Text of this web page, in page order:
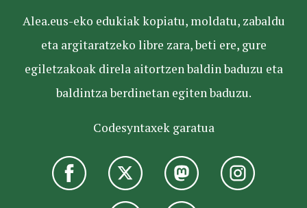
Alea.eus-eko edukiak kopiatu, moldatu, zabaldu
eta argitaratzeko libre zara, beti ere, gure
egiletzakoak direla aitortzen baldin baduzu eta
baldintza berdinetan egiten baduzu.
Codesyntaxek garatua